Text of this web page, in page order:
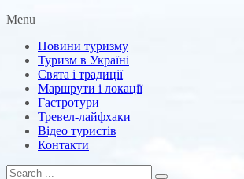
Menu
Новини туризму
Туризм в Україні
Свята і традиції
Маршрути і локації
Гастротури
Тревел-лайфхаки
Відео туристів
Контакти